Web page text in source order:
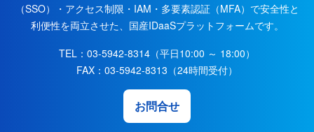
（SSO）・アクセス制限・IAM・多要素認証（MFA）で安全性と
利便性を両立させた、国産IDaaSプラットフォームです。
TEL： 03-5942-8314 （平日10:00 ～ 18:00）
FAX： 03-5942-8313 （24時間受付）
お問合せ